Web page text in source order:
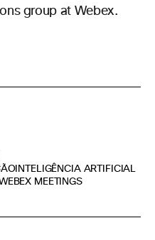
group at Webex.
INTELIGÊNCIA ARTIFICIAL
MEETINGS